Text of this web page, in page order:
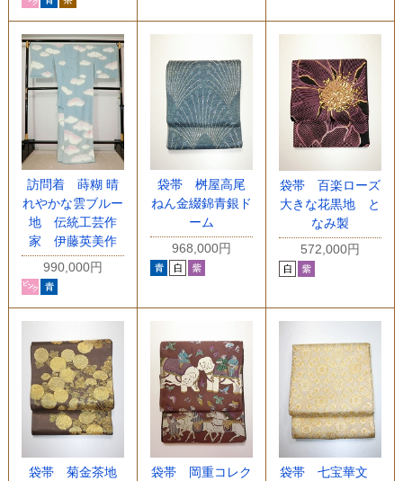
訪問着 蒔糊 晴
れやかな雲ブルー
地 伝統工芸作
家 伊藤英美作
990,000円
袋帯 桝屋高尾
ねん金綴錦青銀ド
ーム
968,000円
袋帯 百楽ローズ
大きな花黒地 と
なみ製
572,000円
袋帯 菊金茶地
袋帯 岡重コレク
袋帯 七宝華文